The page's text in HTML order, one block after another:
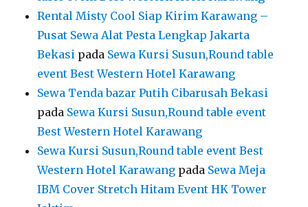
Rental Misty Cool Siap Kirim Karawang –
Pusat Sewa Alat Pesta Lengkap Jakarta
Bekasi pada Sewa Kursi Susun,Round table
event Best Western Hotel Karawang
Sewa Tenda bazar Putih Cibarusah Bekasi
pada Sewa Kursi Susun,Round table event
Best Western Hotel Karawang
Sewa Kursi Susun,Round table event Best
Western Hotel Karawang pada Sewa Meja
IBM Cover Stretch Hitam Event HK Tower